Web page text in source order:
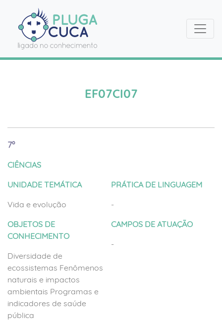
EF07CI07
7º
CIÊNCIAS
UNIDADE TEMÁTICA
Vida e evolução
OBJETOS DE
CONHECIMENTO
Diversidade de
ecossistemas Fenômenos
naturais e impactos
ambientais Programas e
indicadores de saúde
pública
PRÁTICA DE LINGUAGEM
-
CAMPOS DE ATUAÇÃO
-